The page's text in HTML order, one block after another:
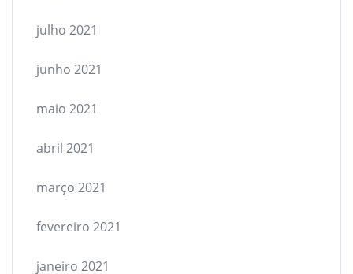
julho 2021
junho 2021
maio 2021
abril 2021
março 2021
fevereiro 2021
janeiro 2021